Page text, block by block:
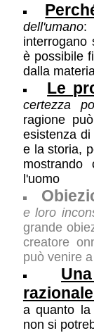
dell'umano:
interrogano
è possibile
dalla
Le
certezza
ragione
esistenza
e la storia,
l'uomo
e loro
grande
creatore
può venire
a quanto la
non si